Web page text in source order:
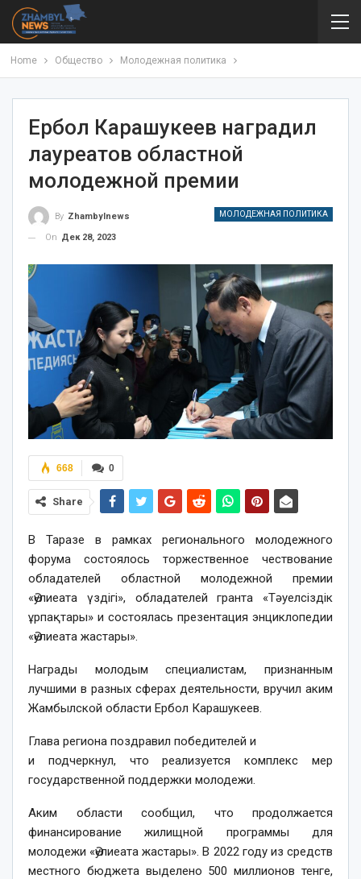
Home Общество Молодежная политика
Ербол Карашукеев наградил
лауреатов областной
молодежной премии
МОЛОДЕЖНАЯ ПОЛИТИКА
By Zhambylnews
On Дек 28, 2023
0
668
Share
В Таразе в рамках регионального молодежного
форума состоялось торжественное чествование
обладателей областной молодежной премии
«Әулиеата үздігі», обладателей гранта «Тәуелсіздік
ұрпақтары» и состоялась презентация энциклопедии
«Әулиеата жастары».
Награды молодым специалистам, признанным
лучшими в разных сферах деятельности, вручил аким
Жамбылской области Ербол Карашукеев.
Глава региона поздравил победителей и
и подчеркнул, что реализуется комплекс мер
государственной поддержки молодежи.
Аким области сообщил, что продолжается
финансирование жилищной программы для
молодежи «Әулиеата жастары». В 2022 году из средств
местного бюджета выделено 500 миллионов тенге,